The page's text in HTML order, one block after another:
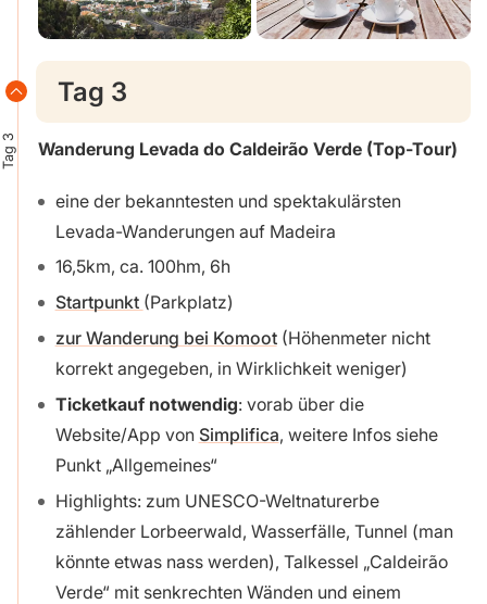
Tag 3
Tag 3
Wanderung Levada do Caldeirão Verde (Top-Tour)
eine der bekanntesten und spektakulärsten
Levada-Wanderungen auf Madeira
16,5km, ca. 100hm, 6h
Startpunkt (Parkplatz)
zur Wanderung bei Komoot(Höhenmeter nicht
korrekt angegeben, in Wirklichkeit weniger)
Ticketkauf notwendig: vorab über die
Website/App von Simplifica, weitere Infos siehe
Punkt „Allgemeines“
Highlights: zum UNESCO-Weltnaturerbe
zählender Lorbeerwald, Wasserfälle, Tunnel (man
könnte etwas nass werden), Talkessel „Caldeirão
Verde“ mit senkrechten Wänden und einem